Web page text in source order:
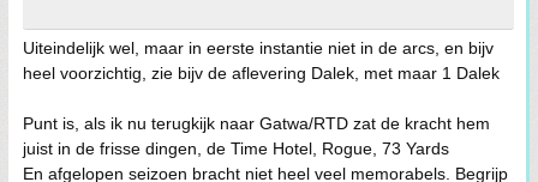
Uiteindelijk wel, maar in eerste instantie niet in de arcs, en bijv
heel voorzichtig, zie bijv de aflevering Dalek, met maar 1 Dalek
Punt is, als ik nu terugkijk naar Gatwa/RTD zat de kracht hem
juist in de frisse dingen, de Time Hotel, Rogue, 73 Yards
En afgelopen seizoen bracht niet heel veel memorabels. Begrijp